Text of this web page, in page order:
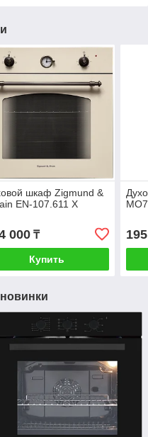
шкаф Zigmund &
EN-107.611 X
000₸
Купить